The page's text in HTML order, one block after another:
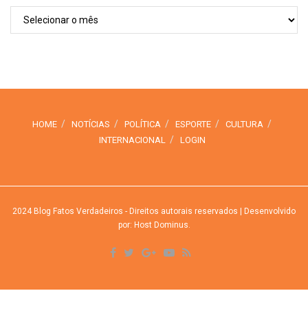
Arquivos
HOME NOTÍCIAS POLÍTICA ESPORTE
CULTURA
INTERNACIONAL
LOGIN
2024Blog Fatos Verdadeiros - Direitos autorais reservados | Desenvolvido
por: Host Dominus.